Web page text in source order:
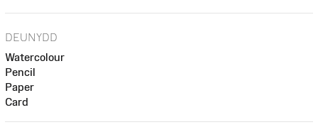
DEUNYDD
Watercolour
Pencil
Paper
Card